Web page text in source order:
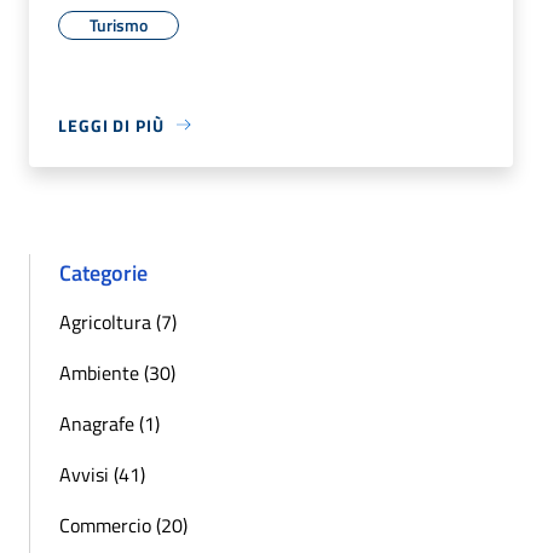
Turismo
LEGGI DI PIÙ
Categorie
Agricoltura (7)
Ambiente (30)
Anagrafe (1)
Avvisi (41)
Commercio (20)